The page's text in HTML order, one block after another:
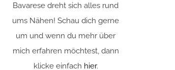
Bavarese dreht sich alles rund
ums Nähen! Schau dich gerne
um und wenn du mehr über
mich erfahren möchtest, dann
klicke einfach hier.